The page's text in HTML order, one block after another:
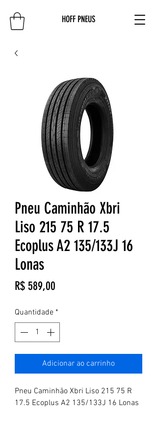
HOFF PNEUS
Pneu Caminhão Xbri
Liso 215 75 R 17.5
Ecoplus A2 135/133J 16
Lonas
R$ 589,00
Quantidade *
Adicionar ao carrinho
Pneu Caminhão Xbri Liso 215 75 R
17.5 Ecoplus A2 135/133J 16 Lonas